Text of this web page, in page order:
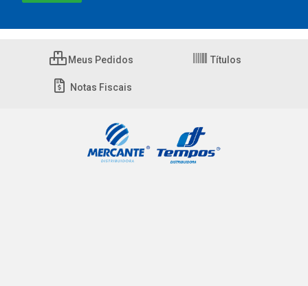
Meus Pedidos Títulos
Notas Fiscais